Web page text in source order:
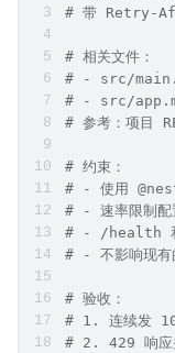
# 带 Retry-
# 相关文件：
# - src/main.ts
# - src/
# 参考：项目
# 约束：
# - 使用
# - 速率限制配
# - /health 和
# - 不影响现有
# 验收：
# 1. 连续发
# 2. 429 响